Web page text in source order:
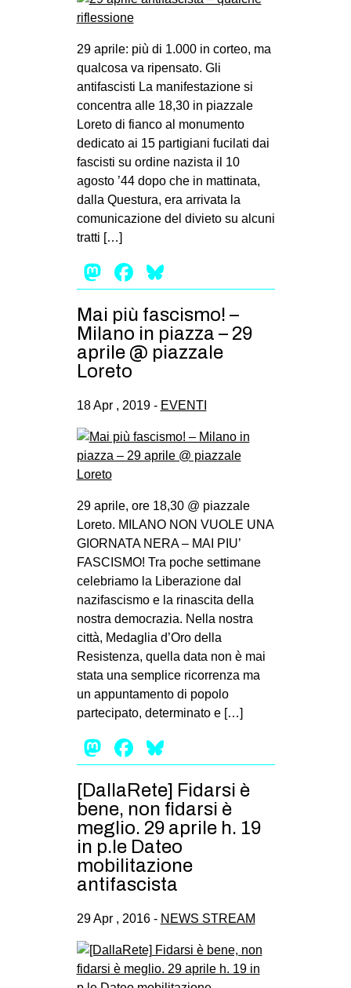
29 aprile: più di 1.000 in corteo, ma
qualcosa va ripensato. Gli
antifascisti La manifestazione si
concentra alle 18,30 in piazzale
Loreto di fianco al monumento
dedicato ai 15 partigiani fucilati dai
fascisti su ordine nazista il 10
agosto ’44 dopo che in mattinata,
dalla Questura, era arrivata la
comunicazione del divieto su alcuni
tratti […]
Mastodon
Facebook
Mai più fascismo! –
Milano in piazza – 29
aprile @ piazzale
Loreto
18 Apr , 2019 - EVENTI
29 aprile, ore 18,30 @ piazzale
Loreto. MILANO NON VUOLE UNA
GIORNATA NERA – MAI PIU’
FASCISMO! Tra poche settimane
celebriamo la Liberazione dal
nazifascismo e la rinascita della
nostra democrazia. Nella nostra
città, Medaglia d’Oro della
Resistenza, quella data non è mai
stata una semplice ricorrenza ma
un appuntamento di popolo
partecipato, determinato e […]
Mastodon
Facebook
[DallaRete] Fidarsi è
bene, non fidarsi è
meglio. 29 aprile h. 19
in p.le Dateo
mobilitazione
antifascista
29 Apr , 2016 - NEWS STREAM